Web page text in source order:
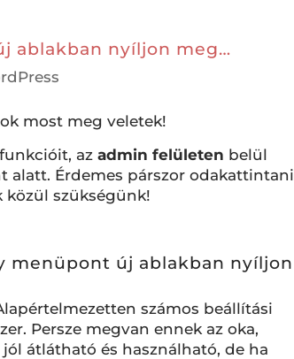
ablakban nyíljon meg…
most meg veletek!
azadmin felületen belül
alatt. Érdemes párszor odakattintani
közül szükségünk!
menüpont új ablakban nyíljon
számos beállítási
Persze megvan ennek az oka,
átlátható és használható, de ha